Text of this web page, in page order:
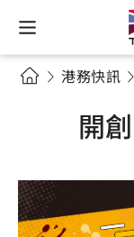
港務快訊
開